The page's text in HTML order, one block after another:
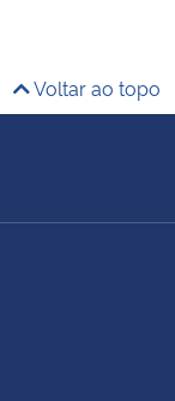
Voltar ao topo